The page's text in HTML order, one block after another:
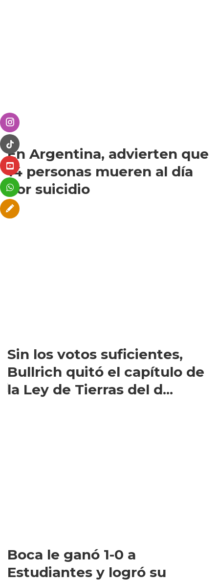
En Argentina, advierten que
14 personas mueren al día
por suicidio
Sin los votos suficientes,
Bullrich quitó el capítulo de
la Ley de Tierras del d...
Boca le ganó 1-0 a
Estudiantes y logró su